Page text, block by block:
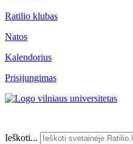
Ratilio klubas
Natos
Kalendorius
Prisijungimas
Ieškoti...